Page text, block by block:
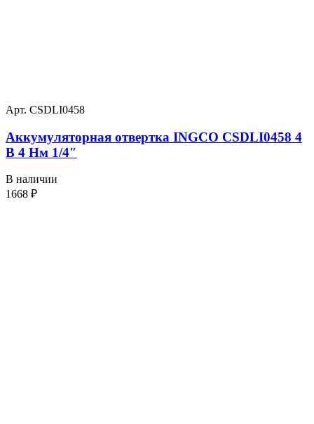
Арт. CSDLI0458
Аккумуляторная отвертка INGCO CSDLI0458 4
В 4 Нм 1/4″
В наличии
1668 ₽